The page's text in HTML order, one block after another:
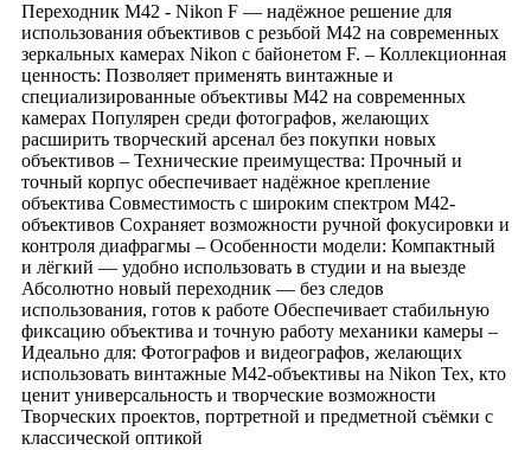
Переходник M42 - Nikon F — надёжное решение для
использования объективов с резьбой M42 на современных
зеркальных камерах Nikon с байонетом F. – Коллекционная
ценность: Позволяет применять винтажные и
специализированные объективы M42 на современных
камерах Популярен среди фотографов, желающих
расширить творческий арсенал без покупки новых
объективов – Технические преимущества: Прочный и
точный корпус обеспечивает надёжное крепление
объектива Совместимость с широким спектром M42-
объективов Сохраняет возможности ручной фокусировки и
контроля диафрагмы – Особенности модели: Компактный
и лёгкий — удобно использовать в студии и на выезде
Абсолютно новый переходник — без следов
использования, готов к работе Обеспечивает стабильную
фиксацию объектива и точную работу механики камеры –
Идеально для: Фотографов и видеографов, желающих
использовать винтажные M42-объективы на Nikon Тех, кто
ценит универсальность и творческие возможности
Творческих проектов, портретной и предметной съёмки с
классической оптикой